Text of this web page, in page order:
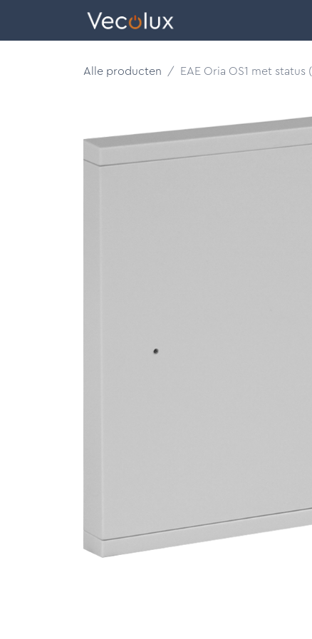
Alle producten EAE Oria OS1 met status